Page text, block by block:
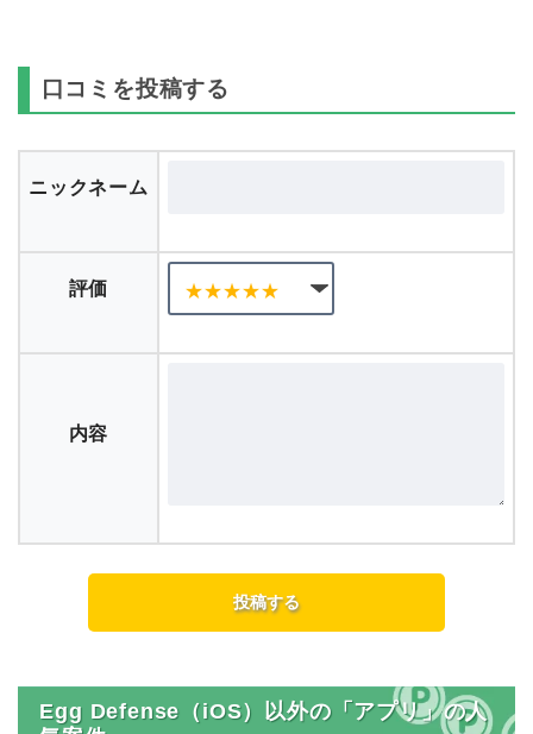
口コミを投稿する
ニックネーム
評価
内容
Egg Defense（iOS）以外の「アプリ」の人